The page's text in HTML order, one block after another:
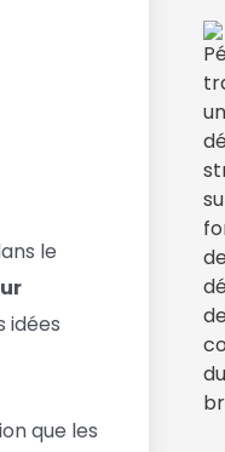
le
idées
que les